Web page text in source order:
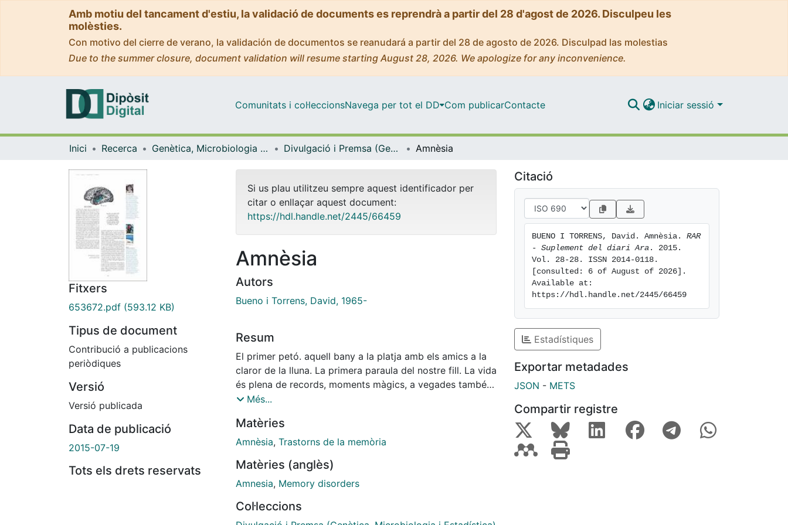
Amb motiu del tancament d'estiu, la validació de documents es reprendrà a partir del 28 d'agost de 2026. Disculpeu les
molèsties.
Con motivo del cierre de verano, la validación de documentos se reanudará a partir del 28 de agosto de 2026. Disculpad las molestias
Due to the summer closure, document validation will resume starting August 28, 2026. We apologize for any inconvenience.
Comunitats i col·leccionsNavega per tot el DD Com publicarContacte Iniciar sessió
Inici Recerca Genètica, Microbiologia i Estadística Divulgació i Premsa (Genètica, Microbiologia i Estadística) Amnèsia
Fitxers
653672.pdf (593.12 KB)
Tipus de document
Contribució a publicacions
periòdiques
Versió
Versió publicada
Data de publicació
2015-07-19
Tots els drets reservats
Si us plau utilitzeu sempre aquest identificador per
citar o enllaçar aquest document:
https://hdl.handle.net/2445/66459
Amnèsia
Autors
Bueno i Torrens, David, 1965-
Resum
El primer petó. aquell bany a la platja amb els amics a la
claror de la lluna. La primera paraula del nostre fill. La vida
és plena de records, moments màgics, a vegades també
tràgics, que ens recorden d'on venim i ens ajuden a
pensar que la memòria residia en un lloc concret del
cervell, atès que traumatismes que afecten determinades
qualsevol record es basa en l'activació coordinada de
xarxes neurals que es distribueixen per moltes àrees [...].
Més...
Matèries
Amnèsia, Trastorns de la memòria
Matèries (anglès)
Amnesia, Memory disorders
Col·leccions
Citació
BUENO I TORRENS, David. Amnèsia. RAR
- Suplement del diari Ara . 2015.
Vol. 28-28. ISSN 2014-0118.
[consulted: 6 of August of 2026].
Available at:
https://hdl.handle.net/2445/66459
Estadístiques
Exportar metadades
JSON - METS
Compartir registre